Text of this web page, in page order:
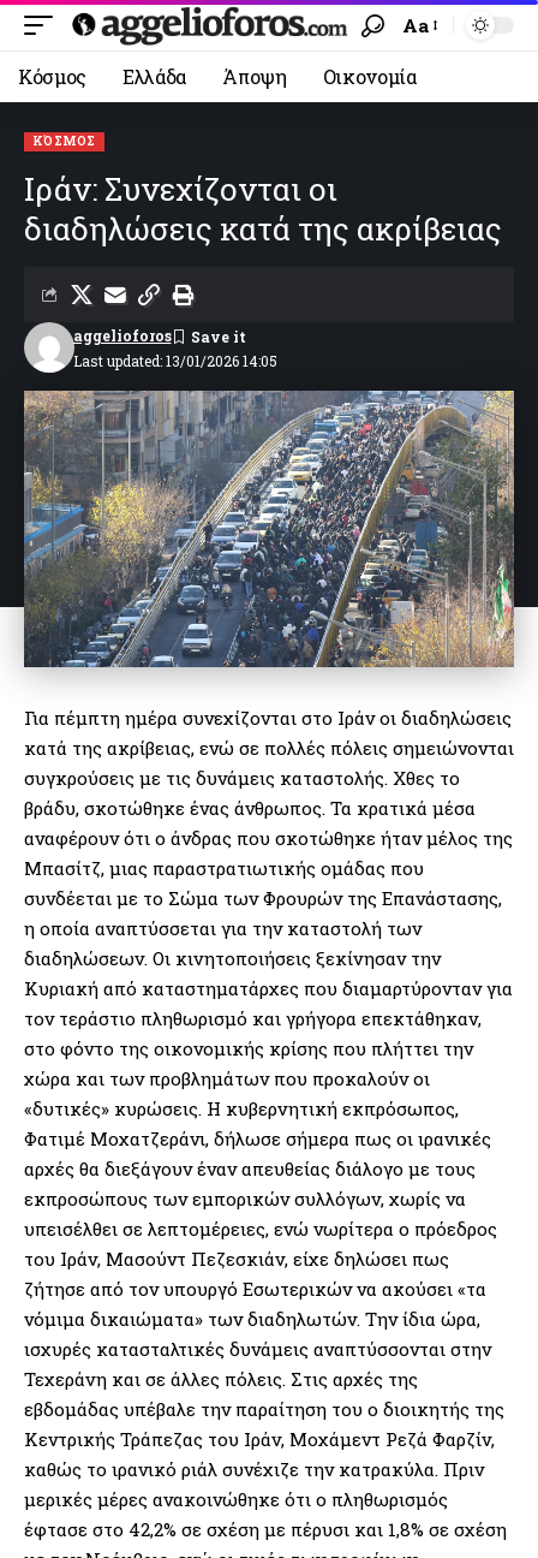
Aa
Κόσμος Ελλάδα Άποψη Οικονομία
ΚΌΣΜΟΣ
Ιράν: Συνεχίζονται οι
διαδηλώσεις κατά της ακρίβειας
Last updated: 13/01/2026 14:05
aggelioforos
Για πέμπτη ημέρα συνεχίζονται στο Ιράν οι διαδηλώσεις
κατά της ακρίβειας, ενώ σε πολλές πόλεις σημειώνονται
συγκρούσεις με τις δυνάμεις καταστολής. Χθες το
βράδυ, σκοτώθηκε ένας άνθρωπος. Τα κρατικά μέσα
αναφέρουν ότι ο άνδρας που σκοτώθηκε ήταν μέλος της
Μπασίτζ, μιας παραστρατιωτικής ομάδας που
συνδέεται με το Σώμα των Φρουρών της Επανάστασης,
η οποία αναπτύσσεται για την καταστολή των
διαδηλώσεων. Οι κινητοποιήσεις ξεκίνησαν την
Κυριακή από καταστηματάρχες που διαμαρτύρονταν για
τον τεράστιο πληθωρισμό και γρήγορα επεκτάθηκαν,
στο φόντο της οικονομικής κρίσης που πλήττει την
χώρα και των προβλημάτων που προκαλούν οι
«δυτικές» κυρώσεις. Η κυβερνητική εκπρόσωπος,
Φατιμέ Μοχατζεράνι, δήλωσε σήμερα πως οι ιρανικές
αρχές θα διεξάγουν έναν απευθείας διάλογο με τους
εκπροσώπους των εμπορικών συλλόγων, χωρίς να
υπεισέλθει σε λεπτομέρειες, ενώ νωρίτερα ο πρόεδρος
του Ιράν, Μασούντ Πεζεσκιάν, είχε δηλώσει πως
ζήτησε από τον υπουργό Εσωτερικών να ακούσει «τα
νόμιμα δικαιώματα» των διαδηλωτών. Την ίδια ώρα,
ισχυρές κατασταλτικές δυνάμεις αναπτύσσονται στην
Τεχεράνη και σε άλλες πόλεις. Στις αρχές της
εβδομάδας υπέβαλε την παραίτηση του ο διοικητής της
Κεντρικής Τράπεζας του Ιράν, Μοχάμεντ Ρεζά Φαρζίν,
καθώς το ιρανικό ριάλ συνέχιζε την κατρακύλα. Πριν
μερικές μέρες ανακοινώθηκε ότι ο πληθωρισμός
έφτασε στο 42,2% σε σχέση με πέρυσι και 1,8% σε σχέση